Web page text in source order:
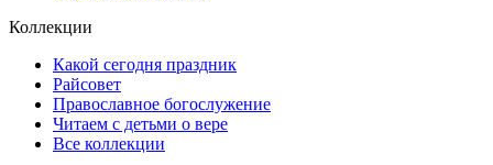
Коллекции
Какой сегодня праздник
Райсовет
Православное богослужение
Читаем с детьми о вере
Все коллекции